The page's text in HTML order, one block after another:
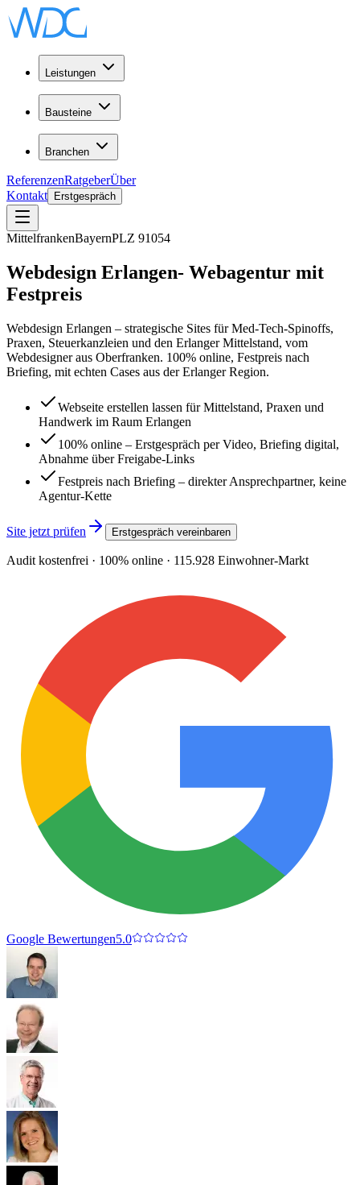
Leistungen
Bausteine
Branchen
ReferenzenRatgeberÜber
Kontakt
Erstgespräch
MittelfrankenBayernPLZ 91054
Webdesign Erlangen- Webagentur mit
Festpreis
Webdesign Erlangen – strategische Sites für Med-Tech-Spinoffs,
Praxen, Steuerkanzleien und den Erlanger Mittelstand, vom
Webdesigner aus Oberfranken. 100% online, Festpreis nach
Briefing, mit echten Cases aus der Erlanger Region.
Webseite erstellen lassen für Mittelstand, Praxen und
Handwerk im Raum Erlangen
100% online – Erstgespräch per Video, Briefing digital,
Abnahme über Freigabe-Links
Festpreis nach Briefing – direkter Ansprechpartner, keine
Agentur-Kette
Site jetzt prüfen Erstgespräch vereinbaren
Audit kostenfrei · 100% online · 115.928 Einwohner-Markt
Google Bewertungen5.0